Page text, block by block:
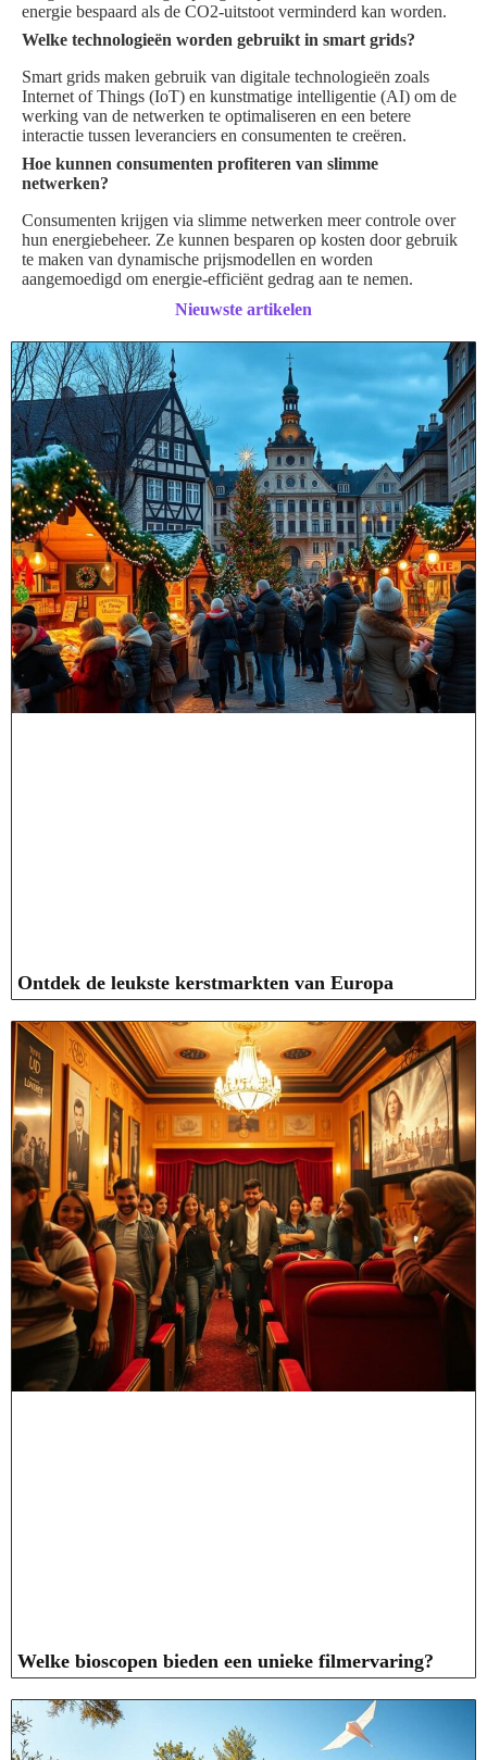
energie bespaard als de CO2-uitstoot verminderd kan worden.
Welke technologieën worden gebruikt in smart grids?
Smart grids maken gebruik van digitale technologieën zoals
Internet of Things (IoT) en kunstmatige intelligentie (AI) om de
werking van de netwerken te optimaliseren en een betere
interactie tussen leveranciers en consumenten te creëren.
Hoe kunnen consumenten profiteren van slimme
netwerken?
Consumenten krijgen via slimme netwerken meer controle over
hun energiebeheer. Ze kunnen besparen op kosten door gebruik
te maken van dynamische prijsmodellen en worden
aangemoedigd om energie-efficiënt gedrag aan te nemen.
Nieuwste artikelen
Ontdek de leukste kerstmarkten van Europa
Welke bioscopen bieden een unieke filmervaring?